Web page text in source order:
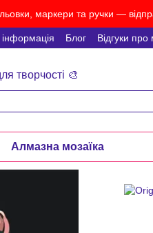
маркери та ручки —
інформація Блог Відгуки про
творчості 🎨
Алмазна мозаїка